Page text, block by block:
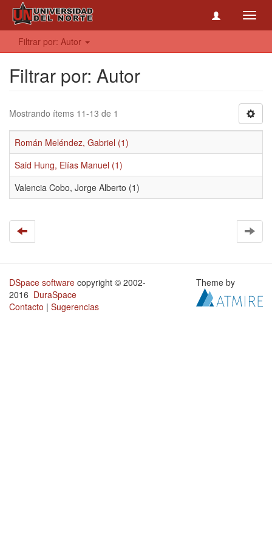
Filtrar por: Autor
Filtrar por: Autor
Mostrando ítems 11-13 de 1
Román Meléndez, Gabriel (1)
Said Hung, Elías Manuel (1)
Valencia Cobo, Jorge Alberto (1)
DSpace software copyright © 2002-
2016 DuraSpace
Contacto | Sugerencias
Theme by